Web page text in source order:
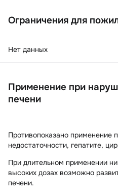
Ограничения для
Нет данных
Применение при
печени
Противопоказано применение
недостаточности, гепатите,
При длительном применении
высоких дозах возможно
печени.